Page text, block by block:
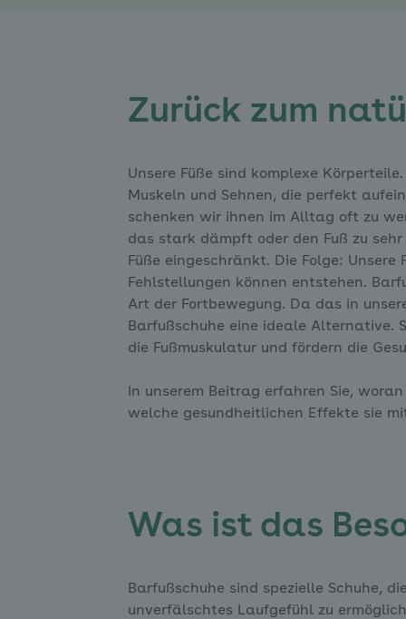
Zurück zum
Unsere Füße sind komplexe
Muskeln und Sehnen, die perfekt
schenken wir ihnen im Alltag oft zu
das stark dämpft oder den Fuß zu
Füße eingeschränkt. Die Folge:
Fehlstellungen können entstehen.
Art der Fortbewegung. Da das in
Barfußschuhe eine ideale Alternative.
die Fußmuskulatur und fördern die
In unserem Beitrag erfahren Sie,
welche gesundheitlichen Effekte sie
Was ist das
Barfußschuhe sind spezielle Schuhe,
unverfälschtes Laufgefühl zu